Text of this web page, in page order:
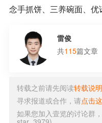
念手抓饼、三养碗面、优
雷俊
共115篇文章
转载之前请先阅读转载说明
寻求报道或合作，请点击
如果您加入壹览的讨论群